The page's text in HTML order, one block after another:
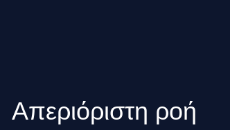
Απεριόριστη ροή